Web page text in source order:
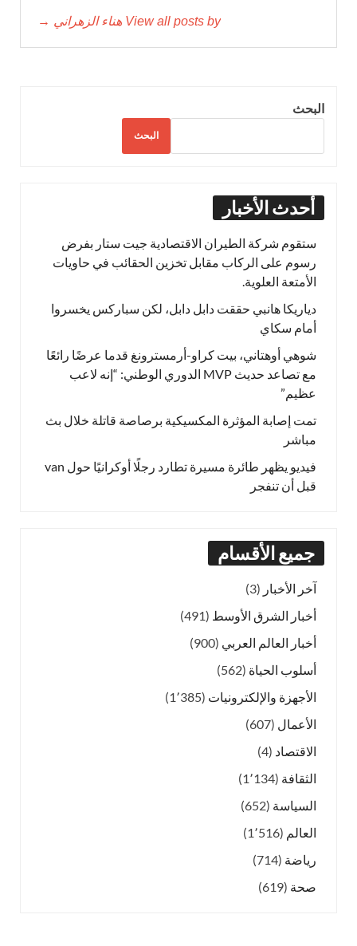
View all posts by هناء الزهراني →
البحث
البحث
أحدث الأخبار
ستقوم شركة الطيران الاقتصادية جيت ستار بفرض
رسوم على الركاب مقابل تخزين الحقائب في حاويات
الأمتعة العلوية.
دياريكا هانبي حققت دابل دابل، لكن سباركس يخسروا
أمام سكاي
شوهي أوهتاني، بيت كراو-أرمسترونغ قدما عرضًا رائعًا
مع تصاعد حديث MVP الدوري الوطني: “إنه لاعب
عظيم”
تمت إصابة المؤثرة المكسيكية برصاصة قاتلة خلال بث
مباشر
فيديو يظهر طائرة مسيرة تطارد رجلًا أوكرانيًا حول van
قبل أن تنفجر
جميع الأقسام
آخر الأخبار (3)
أخبار الشرق الأوسط (491)
أخبار العالم العربي (900)
أسلوب الحياة (562)
الأجهزة والإلكترونيات (1٬385)
الأعمال (607)
الاقتصاد (4)
الثقافة (1٬134)
السياسة (652)
العالم (1٬516)
رياضة (714)
صحة (619)